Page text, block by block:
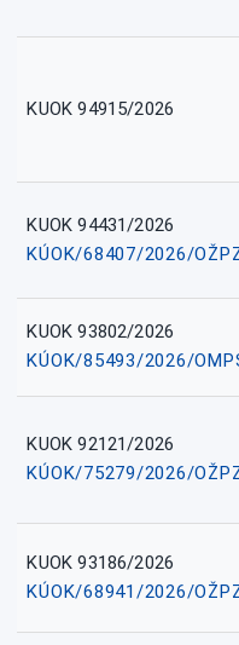
KUOK 94915/2026
KUOK 94431/2026
KÚOK/68407/2026/
KUOK 93802/2026
KÚOK/85493/2026/
KUOK 92121/2026
KÚOK/75279/2026/
KUOK 93186/2026
KÚOK/68941/2026/